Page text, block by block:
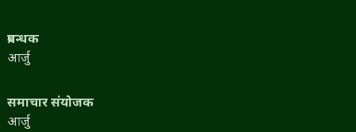
प्रबन्धक
आर्जु
समाचार संयोजक
आर्जु